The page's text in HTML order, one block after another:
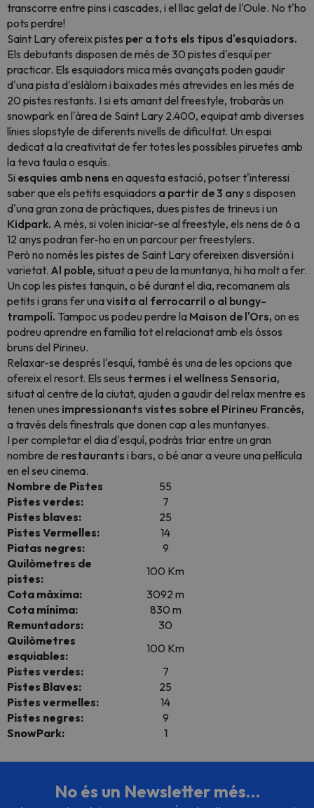
transcorre entre pins i cascades, i el llac gelat de l'Oule. No t'ho
pots perdre!
Saint Lary ofereix pistes per a tots els tipus d'esquiadors.
Els debutants disposen de més de 30 pistes d'esquí per
practicar. Els esquiadors mica més avançats poden gaudir
d'una pista d'eslàlom i baixades més atrevides en les més de
20 pistes restants. I si ets amant del freestyle, trobaràs un
snowpark en l'àrea de Saint Lary 2.400, equipat amb diverses
línies slopstyle de diferents nivells de dificultat. Un espai
dedicat a la creativitat de fer totes les possibles piruetes amb
la teva taula o esquís.
Si esquies amb nens en aquesta estació, potser t'interessi
saber que els petits esquiadors a partir de 3 anys disposen
d'una gran zona de pràctiques, dues pistes de trineus i un
Kidpark. A més, si volen iniciar-se al freestyle, els nens de 6 a
12 anys podran fer-ho en un parcourperfreestylers.
Però no només les pistes de Saint Lary ofereixen disversión i
varietat. Al poble, situat a peu de la muntanya, hi ha molt a fer.
Un cop les pistes tanquin, o bé durant el dia, recomanem als
petits i grans fer unavisita al ferrocarril o al bungy-
trampolí. Tampoc us podeu perdre la Maison de l'Ors, on es
podreu aprendre en família tot el relacionat amb els óssos
bruns del Pirineu.
Relaxar-se després l'esquí, també és una de les opcions que
ofereix el resort. Els seus termes i el wellness Sensoria,
situat al centre de la ciutat, ajuden a gaudir del relax mentre es
tenen unes impressionants vistes sobre el Pirineu Francès,
a través dels finestrals que donen cap a les muntanyes.
I per completar el dia d'esquí, podràs triar entre un gran
nombre de restaurants i bars, o bé anar a veure una pel·lícula
en el seu cinema.
Nombre de Pistes
55
Pistes verdes:
7
Pistes blaves:
25
Pistes Vermelles:
14
Piatas negres:
9
Quilòmetres de
pistes:
100 Km
Cota màxima:
3092 m
Cota mínima:
830 m
Remuntadors:
30
Quilòmetres
esquiables:
100 Km
Pistes verdes:
7
Pistes Blaves:
25
Pistes vermelles:
14
Pistes negres:
9
SnowPark:
1
No és un Newsletter més…